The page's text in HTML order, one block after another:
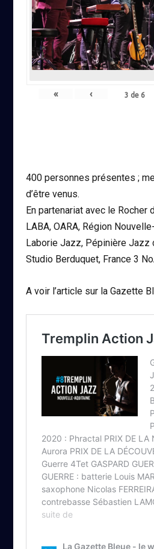
« ‹ 3 de 6
400 personnes présentes ;
d’être venus.
En partenariat avec le Rocher
LABA, OARA, Région
Laborie Jazz, Pépinière Jazz
Studio Berduquet, France 3
A voir l’article sur la Gazette